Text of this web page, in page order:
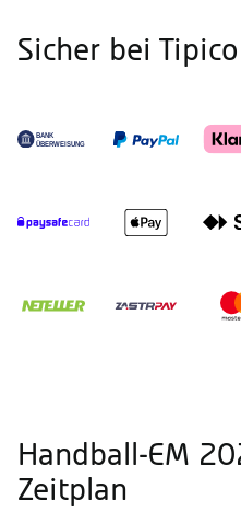
Sicher bei
Handball-EM
Zeitplan